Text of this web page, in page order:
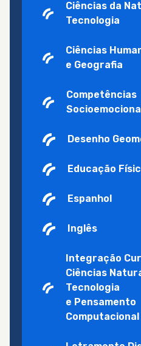
Ciências da
Tecnologia
Ciências
e Geografia
Competências
Desenho
Educação
Espanhol
Inglês
Integração
Ciências
Tecnologia
e Pensamento
Computacional